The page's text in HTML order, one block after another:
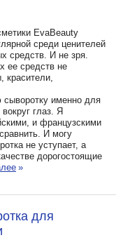
EvaBeauty
среди ценителей
средств. И не зря.
ее средств не
красители,
сыворотку именно для
глаз. Я
и французскими
И могу
не уступает, а
дорогостоящие
»
для